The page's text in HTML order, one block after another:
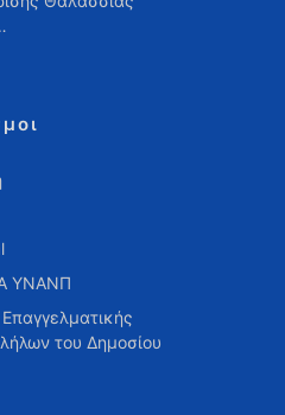
ΥΝΑΝΠ
του Δημοσίου